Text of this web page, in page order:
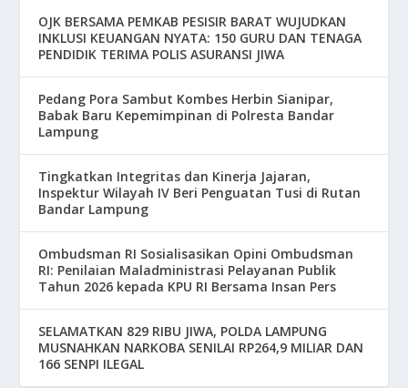
OJK BERSAMA PEMKAB PESISIR BARAT WUJUDKAN
INKLUSI KEUANGAN NYATA: 150 GURU DAN TENAGA
PENDIDIK TERIMA POLIS ASURANSI JIWA
Pedang Pora Sambut Kombes Herbin Sianipar,
Babak Baru Kepemimpinan di Polresta Bandar
Lampung
Tingkatkan Integritas dan Kinerja Jajaran,
Inspektur Wilayah IV Beri Penguatan Tusi di Rutan
Bandar Lampung
Ombudsman RI Sosialisasikan Opini Ombudsman
RI: Penilaian Maladministrasi Pelayanan Publik
Tahun 2026 kepada KPU RI Bersama Insan Pers
SELAMATKAN 829 RIBU JIWA, POLDA LAMPUNG
MUSNAHKAN NARKOBA SENILAI RP264,9 MILIAR DAN
166 SENPI ILEGAL